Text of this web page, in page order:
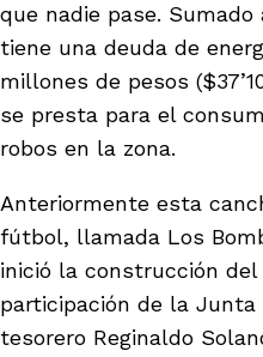
que nadie pase.
tiene una deuda de
millones de pesos
se presta para el
robos en la zona.
Anteriormente esta
fútbol, llamada Los
inició la construcción
participación de la
tesorero Reginaldo
de Atrato
étnicos
armado
país
Codazzi
Consonante
fórmula